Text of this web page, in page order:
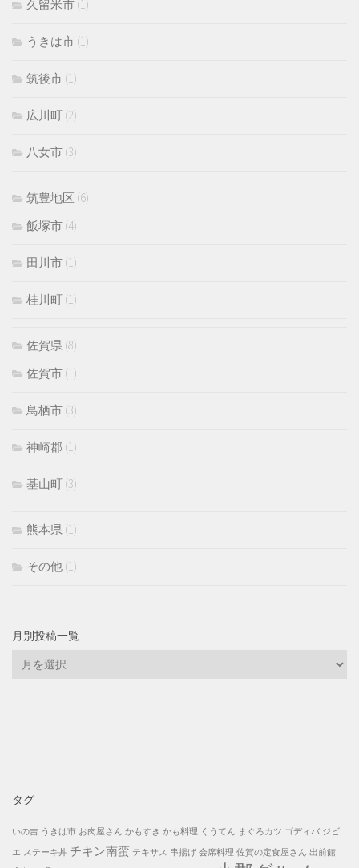
久留米市 (1)
うきは市 (1)
筑後市 (1)
広川町 (2)
八女市 (3)
筑豊地区 (6)
飯塚市 (4)
田川市 (1)
桂川町 (1)
佐賀県 (8)
佐賀市 (1)
鳥栖市 (3)
神崎郡 (1)
基山町 (3)
熊本県 (1)
その他 (1)
月別投稿一覧
タグ
いの吉 うきは市 お肉屋さん かもすき かも料理 くうてん まぐろカツ ゴディバ ジビ
エ ステーキ丼 チキン南蛮 テキサス 串揚げ 会席料理 佐賀の定食屋さん 出前館